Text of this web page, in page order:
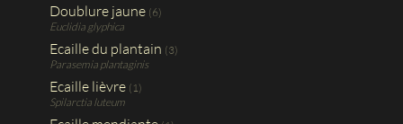
Doublure jaune (6)
Euclidia glyphica
Ecaille du plantain (3)
Parasemia plantaginis
Ecaille lièvre (1)
Spilarctia luteum